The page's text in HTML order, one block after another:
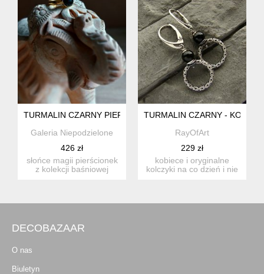
TURMALIN CZARNY PIERŚCIONEK KOLEKCJA BAŚNIOWA
Galeria Niepodzielone
426 zł
słońce magii pierścionek
z kolekcji baśniowej
TURMALIN CZARNY -
RayOfArt
229 zł
kobiece i oryginalne
kolczyki na co dzień i nie
DECOBAZAAR
O nas
Biuletyn